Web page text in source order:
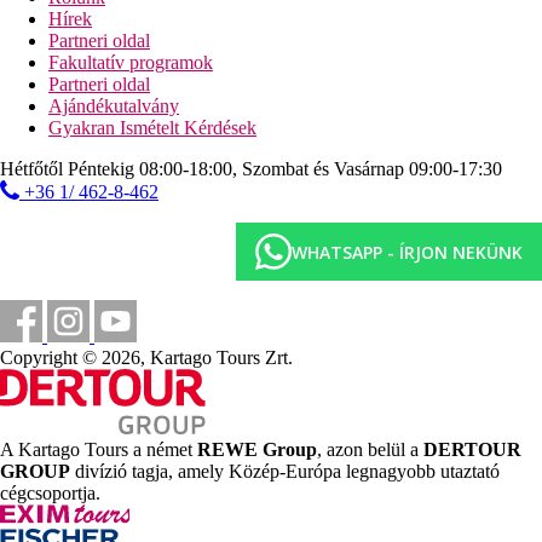
Sport és szórakozás ingyenesen
animációs programok
esti programok
Sport és szórakozás térítés ellenében
biliárd
asztalitenisz
vízi sportok a strandon (helyi szolgáltatóknál)
kerékpárkölcsönzés (helyi szolgáltatóknál)
Reggeli, félpanzió vagy teljes panzió. Minden étkezés
büférendszerben.
Szálláshely besorolás
Az adott ország hivatalos besorolása: 4*.
Távolságok
100 m
Távolság a tengerparttól
Hírek
Partneri oldal
Fakultatív programok
Partneri oldal
Ajándékutalvány
Gyakran Ismételt Kérdések
Hétfőtől Péntekig 08:00-18:00, Szombat és Vasárnap 09:00-17:30
+36 1/ 462-8-462
WHATSAPP - ÍRJON NEKÜNK
Copyright © 2026, Kartago Tours Zrt.
A Kartago Tours a német REWE Group, azon belül a DERTOUR
GROUP divízió tagja, amely Közép-Európa legnagyobb utaztató
cégcsoportja.